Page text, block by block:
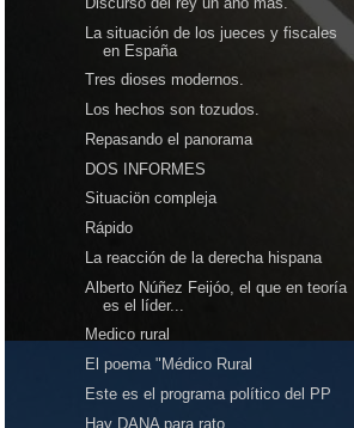
La situación de los jueces y fiscales
en España
Tres dioses modernos.
Los hechos son tozudos.
Repasando el panorama
DOS INFORMES
Situaciön compleja
Rápido
La reacción de la derecha hispana
Alberto Núñez Feijóo, el que en teoría
es el líder...
Medico rural
El poema "Médico Rural
Este es el programa político del PP
Hay DANA para rato